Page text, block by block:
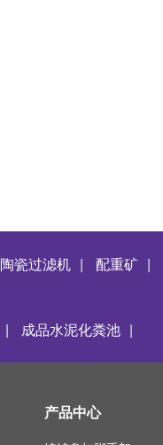
陶瓷过滤机 | 配重矿 |
| 成品水泥化粪池 |
产品中心